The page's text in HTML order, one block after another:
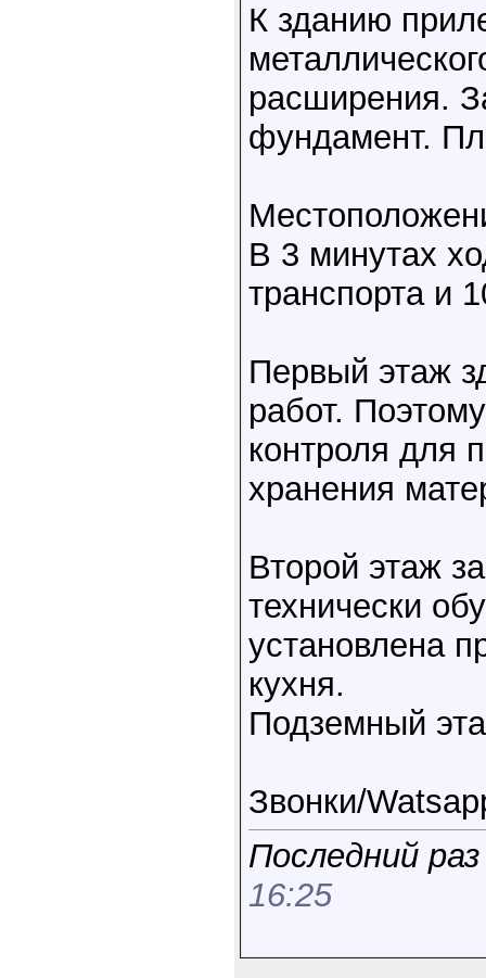
К зданию
расширения.
фундамент.
В 3 минутах
транспорта и
Первый этаж
работ.
контроля для
хранения
Второй этаж
технически
установлена
кухня.
Подземный
Звонки/
Последний
16:25